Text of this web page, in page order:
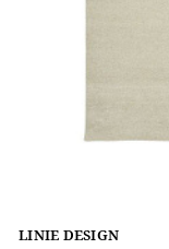
LINIE DESIGN